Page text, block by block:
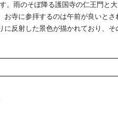
。雨のそぼ降る護国寺の仁王門と
お寺に参拝するのは午前が良いと
反射した景色が描かれており、